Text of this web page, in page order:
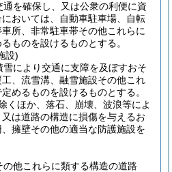
を確保し、又は公衆の利便に資
おいては、自動車駐車場、自転
所、非常駐車帯その他これらに
ものを設けるものとする。
設)
雪により交通に支障を及ぼすおそ
、流雪溝、融雪施設その他これ
めるものを設けるものとする。
くほか、落石、崩壊、波浪等によ
は道路の構造に損傷を与えるお
擁壁その他の適当な防護施設を
他これらに類する構造の道路